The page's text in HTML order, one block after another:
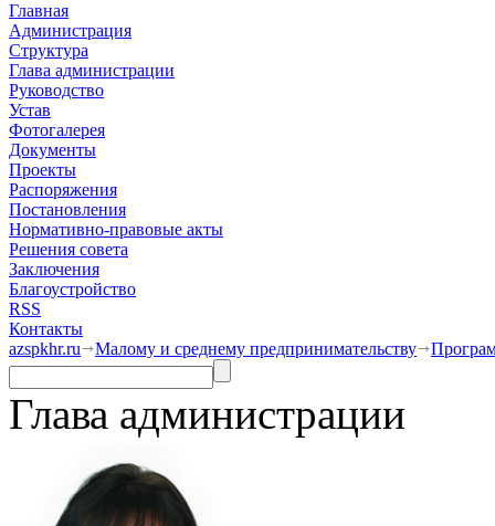
Главная
Администрация
Структура
Глава администрации
Руководство
Устав
Фотогалерея
Документы
Проекты
Распоряжения
Постановления
Нормативно-правовые акты
Решения совета
Заключения
Благоустройство
RSS
Контакты
azspkhr.ru
Малому и среднему предпринимательству
Глава администрации